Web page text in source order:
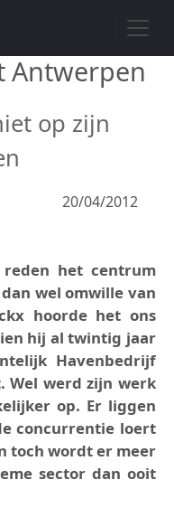
Antwerpen
op zijn
20/04/2012
het centrum
wel omwille van
hoorde het ons
hij al twintig jaar
Havenbedrijf
Wel werd zijn werk
op. Er liggen
concurrentie loert
toch wordt er meer
sector dan ooit